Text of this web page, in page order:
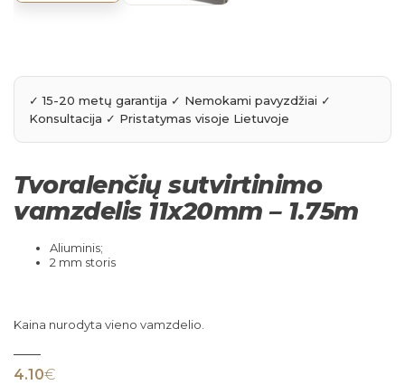
Tvoralenčių sutvirtinimo
vamzdelis 11x20mm – 1.75m
Aliuminis;
2 mm storis
Kaina nurodyta vieno vamzdelio.
4.10€